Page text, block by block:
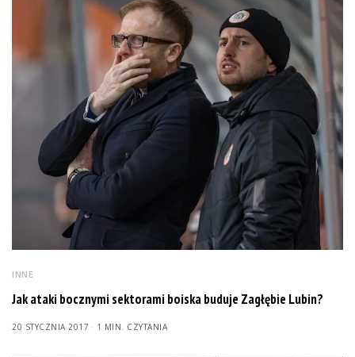
INNE
Jak ataki bocznymi sektorami boiska buduje Zagłębie Lubin?
20 STYCZNIA 2017 1 MIN. CZYTANIA